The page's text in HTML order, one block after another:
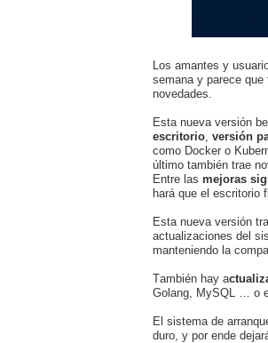
Los amantes y
semana y parece
novedades.
Esta nueva versión
escritorio versión
como Docker o
último también trae
Entre las mejoras
hará que el escritorio
Esta nueva versión
actualizaciones del
manteniendo la
También hay a
Golang, MySQL … o
El sistema de
duro, y por ende